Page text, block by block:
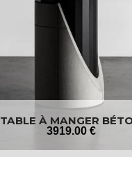
TABLE À MANGER
3919.00 €